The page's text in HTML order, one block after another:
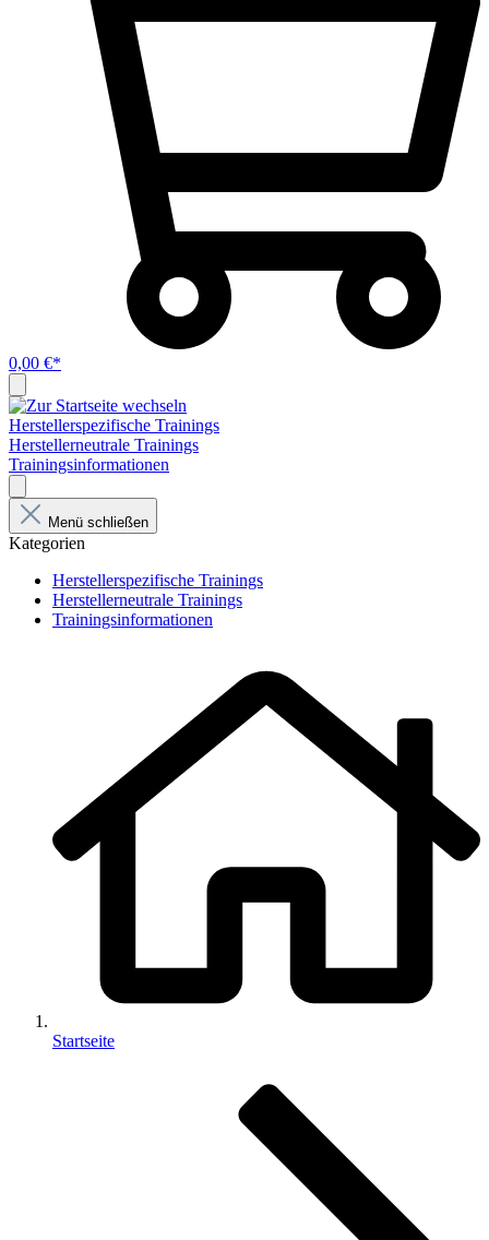
0,00 €*
Herstellerspezifische Trainings
Herstellerneutrale Trainings
Trainingsinformationen
Menü schließen
Kategorien
Herstellerspezifische Trainings
Herstellerneutrale Trainings
Trainingsinformationen
Startseite